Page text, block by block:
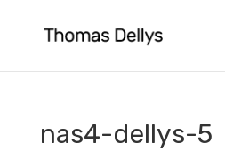
nas4-dellys-5